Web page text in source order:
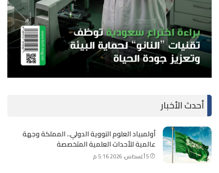
أحدث الأخبار
أولمبياد العلوم النووية الدولي.. المملكة وجهة
عالمية للأحداث العلمية المتخصصة
5 أغسطس، 2026 5:16 م